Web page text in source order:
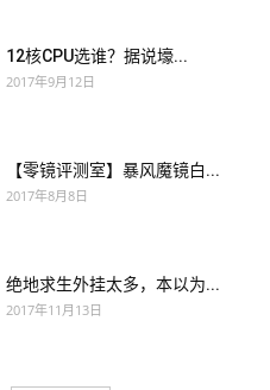
12核CPU选谁？据说壕...
2017年9月12日
【零镜评测室】暴风魔镜白...
2017年8月8日
绝地求生外挂太多，本以为...
2017年11月13日